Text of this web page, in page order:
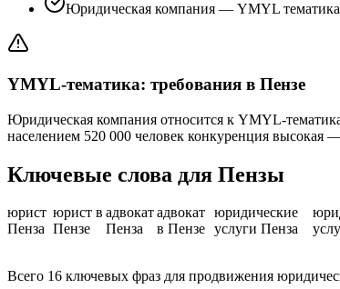
Юридическая компания — YMYL
YMYL-тематика: требования в Пензе
Юридическая компания относится к YMYL-
населением 520 000 человек конкуренция
Ключевые слова для Пензы
юрист
Пенза
юрист в
Пензе
адвокат
Пенза
адвокат
в Пензе
юридические
услуги Пенза
Всего 16 ключевых фраз для продвижения